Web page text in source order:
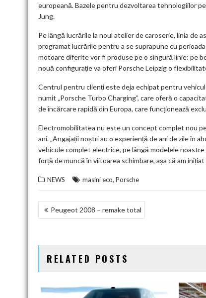
europeană. Bazele pentru dezvoltarea tehnologiilor
Jung.
Pe lângă lucrările la noul atelier de caroserie, linia de
programat lucrările pentru a se suprapune cu
motoare diferite vor fi produse pe o singură linie: pe
nouă configurație va oferi Porsche Leipzig o
Centrul pentru clienți este deja echipat pentru
numit „Porsche Turbo Charging”, care oferă o
de încărcare rapidă din Europa, care funcționează
Electromobilitatea nu este un concept complet nou
ani. „Angajații noștri au o experiență de ani de zile în
vehicule complet electrice, pe lângă modelele
forță de muncă în viitoarea schimbare, așa că am
NEWS masini eco, Porsche
NAVIGARE
Peugeot 2008 – remake total
RELATED POSTS